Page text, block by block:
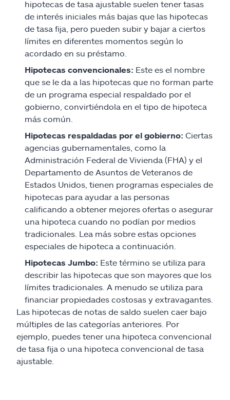
hipotecas de tasa ajustable suelen tener tasas
de interés iniciales más bajas que las hipotecas
de tasa fija, pero pueden subir y bajar a ciertos
límites en diferentes momentos según lo
acordado en su préstamo.
Hipotecas convencionales: Este es el nombre
que se le da a las hipotecas que no forman parte
de un programa especial respaldado por el
gobierno, convirtiéndola en el tipo de hipoteca
más común.
Hipotecas respaldadas por el gobierno: Ciertas
agencias gubernamentales, como la
Administración Federal de Vivienda (FHA) y el
Departamento de Asuntos de Veteranos de
Estados Unidos, tienen programas especiales de
hipotecas para ayudar a las personas
calificando a obtener mejores ofertas o asegurar
una hipoteca cuando no podían por medios
tradicionales. Lea más sobre estas opciones
especiales de hipoteca a continuación.
Hipotecas Jumbo: Este término se utiliza para
describir las hipotecas que son mayores que los
límites tradicionales. A menudo se utiliza para
financiar propiedades costosas y extravagantes.
Las hipotecas de notas de saldo suelen caer bajo
múltiples de las categorías anteriores. Por
ejemplo, puedes tener una hipoteca convencional
de tasa fija o una hipoteca convencional de tasa
ajustable.